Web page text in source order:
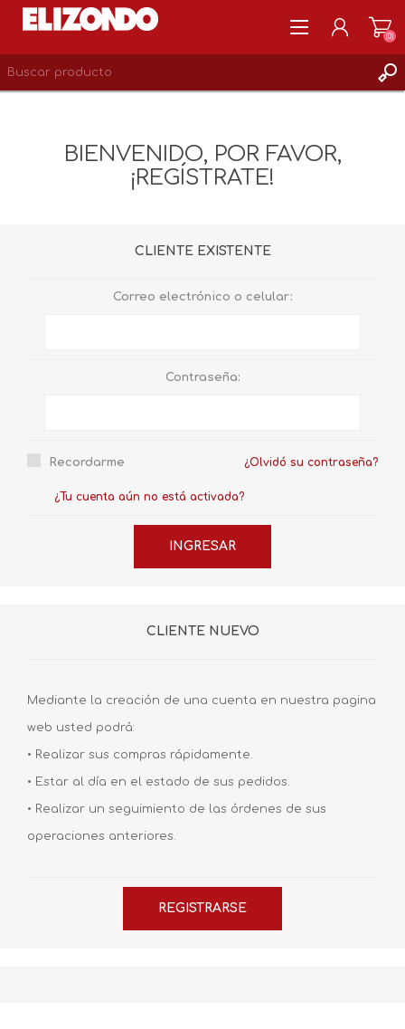
LISTA DE DESEOS 0
(0)
BIENVENIDO, POR FAVOR,
¡REGÍSTRATE!
CLIENTE EXISTENTE
Correo electrónico o celular:
Contraseña:
Recordarme ¿Olvidó su contraseña?
¿Tu cuenta aún no está activada?
CLIENTE NUEVO
Mediante la creación de una cuenta en nuestra pagina
web usted podrá:
• Realizar sus compras rápidamente.
• Estar al día en el estado de sus pedidos.
• Realizar un seguimiento de las órdenes de sus
operaciones anteriores.